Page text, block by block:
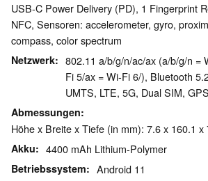
USB-C Power Delivery (PD), 1 Fingerprint
NFC, Sensoren: accelerometer, gyro,
compass, color spectrum
Netzwerk
802.11 a/b/g/n/ac/ax (a/b/g/n =
Fi 5/ax = Wi-Fi 6/), Bluetooth
UMTS, LTE, 5G, Dual SIM, GPS
Abmessungen
Höhe x Breite x Tiefe (in mm): 7.6 x 160.1 x
Akku 4400 mAh Lithium-Polymer
Betriebssystem Android 11